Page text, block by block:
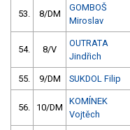
53. 8/DM
GOMBOŠ
Miroslav
54. 8/V
OUTRATA
Jindřich
55. 9/DM SUKDOL Filip
56. 10/DM
KOMÍNEK
Vojtěch